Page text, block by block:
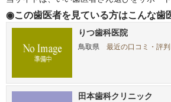
◉この歯医者を見ている方はこんな歯
りつ歯科医院
鳥取県 最近の口コミ・評
田本歯科クリニック